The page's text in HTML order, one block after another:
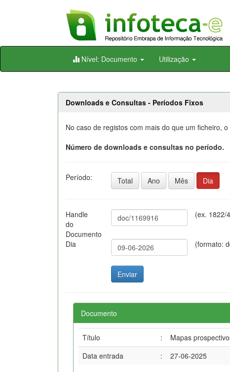
Skip
Nível: Documento Utilização
Downloads e Consultas - Períodos Fixos
No caso de registos com mais do que um ficheiro,
Número de downloads e consultas no período.
Período: Total Ano Mês Dia
Handle
do
Documento
(ex. 1822/
Dia (formato:
Documento
Título :
Mapas
Data entrada
: 27-06-2025